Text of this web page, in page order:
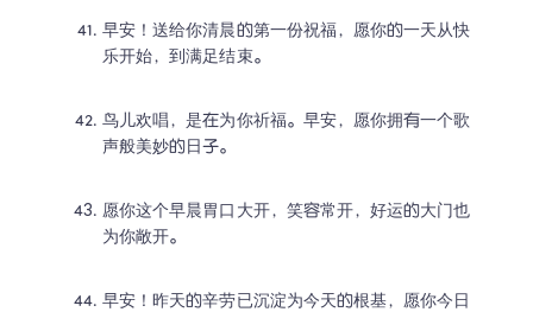
早安！送给你清晨的第一份祝福，愿你的一天从快
乐开始，到满足结束。
鸟儿欢唱，是在为你祈福。早安，愿你拥有一个歌
声般美妙的日子。
愿你这个早晨胃口大开，笑容常开，好运的大门也
为你敞开。
早安！昨天的辛劳已沉淀为今天的根基，愿你今日